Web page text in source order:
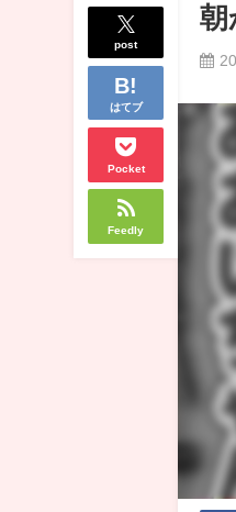
post
はてブ
Pocket
Feedly
朝